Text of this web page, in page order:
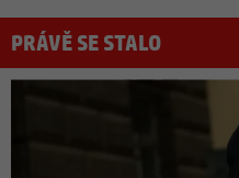
PRÁVĚ SE STALO